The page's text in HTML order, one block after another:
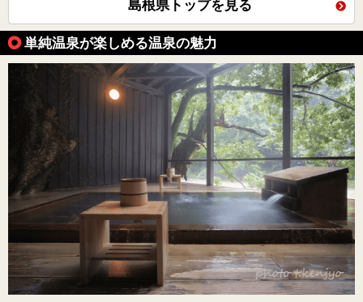
島根県トップを見る
単純温泉が楽しめる温泉の魅力